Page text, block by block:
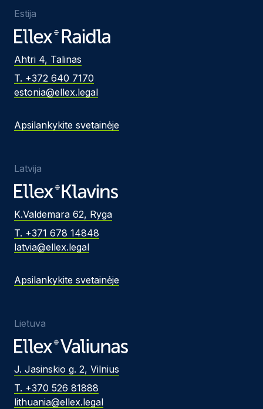
Estija
Ahtri 4, Talinas
T. +372 640 7170
estonia@ellex.legal
Apsilankykite svetainėje
Latvija
K.Valdemara 62, Ryga
T. +371 678 14848
latvia@ellex.legal
Apsilankykite svetainėje
Lietuva
J. Jasinskio g. 2, Vilnius
T. +370 526 81888
lithuania@ellex.legal